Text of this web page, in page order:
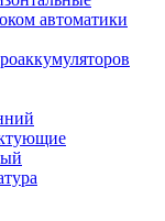
автоматики